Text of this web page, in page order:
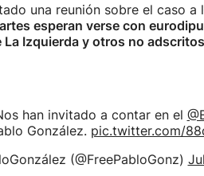
una reunión sobre el caso
esperan verse con
La Izquierda y otros no adscritos
han invitado a contar en el
González. pic.twitter.com/
(@FreePabloGonz)